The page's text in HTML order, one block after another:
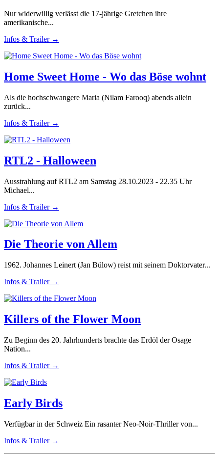
Nur widerwillig verlässt die 17-jährige Gretchen ihre
amerikanische...
Infos & Trailer →
Home Sweet Home - Wo das Böse wohnt
Als die hochschwangere Maria (Nilam Farooq) abends allein
zurück...
Infos & Trailer →
RTL2 - Halloween
Ausstrahlung auf RTL2 am Samstag 28.10.2023 - 22.35 Uhr
Michael...
Infos & Trailer →
Die Theorie von Allem
1962. Johannes Leinert (Jan Bülow) reist mit seinem Doktorvater...
Infos & Trailer →
Killers of the Flower Moon
Zu Beginn des 20. Jahrhunderts brachte das Erdöl der Osage
Nation...
Infos & Trailer →
Early Birds
Verfügbar in der Schweiz Ein rasanter Neo-Noir-Thriller von...
Infos & Trailer →